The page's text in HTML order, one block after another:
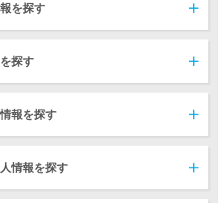
を探す
探す
報を探す
情報を探す